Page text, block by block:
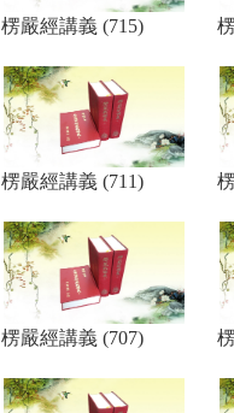
楞嚴經講義 (715)
楞嚴經講義 (711)
楞嚴經講義 (707)